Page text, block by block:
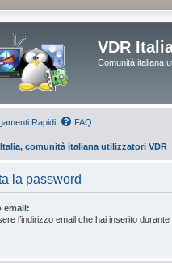
VDR
Comunità italiana
Rapidi FAQ
Italia, comunità italiana utilizzatori VDR
la password
email:
l’indirizzo email che hai inserito durante